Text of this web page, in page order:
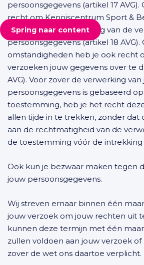
Spring naar content
persoonsgegevens (artikel 17
recht om Kenniscentrum Sport &
verzoeken om beperking van de
persoonsgegevens (artikel 18
omstandigheden heb je ook recht
verzoeken jouw gegevens over te
AVG). Voor zover de verwerking
persoonsgegevens is gebaseerd
toestemming, heb je het recht
allen tijde in te trekken, zonder dat
aan de rechtmatigheid van de
de toestemming vóór de intrekking
Ook kun je bezwaar maken tegen
jouw persoonsgegevens.
Wij streven ernaar binnen één
jouw verzoek om jouw rechten uit
kunnen deze termijn met één
zullen voldoen aan jouw verzoek
zover de wet ons daartoe verplicht.